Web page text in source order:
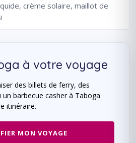
crème solaire, maillot de
à votre voyage
des billets de ferry, des
barbecue casher à Taboga
itinéraire.
MON VOYAGE